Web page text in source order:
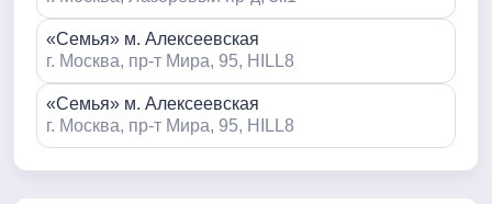
«Семья» м. Алексеевская
г. Москва, пр-т Мира, 95, HILL8
«Семья» м. Алексеевская
г. Москва, пр-т Мира, 95, HILL8